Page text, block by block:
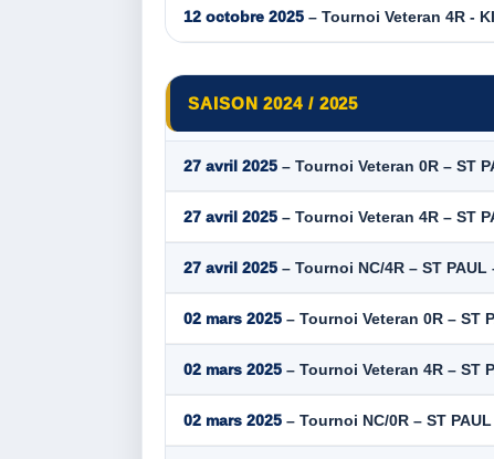
12 octobre 2025 – Tournoi Veteran 4R -
SAISON 2024 / 2025
27 avril 2025 – Tournoi Veteran 0R – ST
27 avril 2025 – Tournoi Veteran 4R – ST
27 avril 2025 – Tournoi NC/4R – ST PAUL
02 mars 2025 – Tournoi Veteran 0R – ST
02 mars 2025 – Tournoi Veteran 4R – ST
02 mars 2025 – Tournoi NC/0R – ST